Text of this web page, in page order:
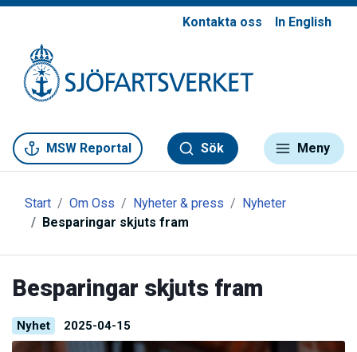
Kontakta oss In English
MSW Reportal Sök Meny
Start Om Oss Nyheter & press
Nyheter
Besparingar skjuts fram
Besparingar skjuts fram
Nyhet 2025-04-15